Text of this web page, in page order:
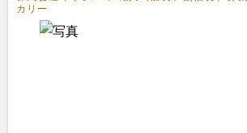
カリー